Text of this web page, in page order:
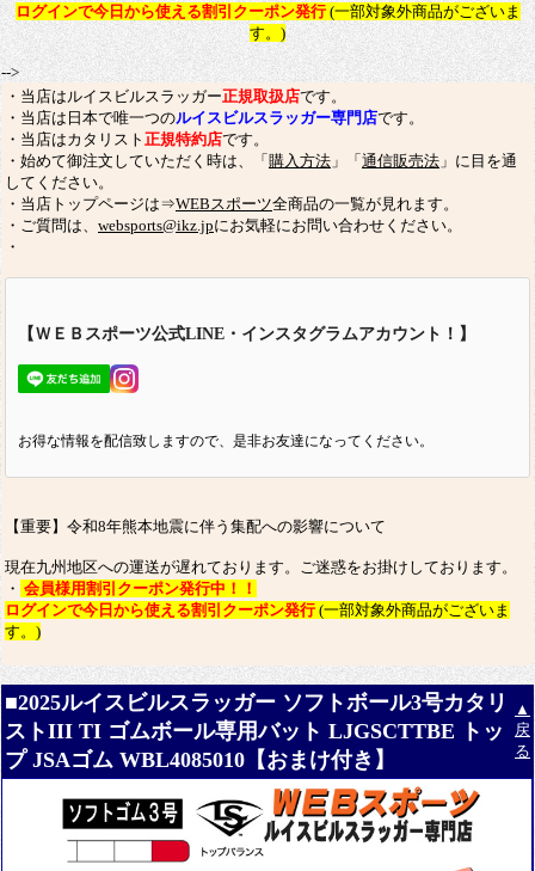
ログインで今日から使える割引クーポン発行(一部対象外商品がございま
す。)
-->
・当店はルイスビルスラッガー正規取扱店です。
・当店は日本で唯一つのルイスビルスラッガー専門店です。
・当店はカタリスト 正規特約店です。
・始めて御注文していただく時は、「購入方法 」「通信販売法 」に目を通
してください。
・当店トップページは⇒WEBスポーツ全商品の一覧が見れます。
・ご質問は、 websports@ikz.jpにお気軽にお問い合わせください。
・
【ＷＥＢスポーツ公式LINE・インスタグラムアカウント！】
お得な情報を配信致しますので、是非お友達になってください。
【重要】令和8年熊本地震に伴う集配への影響について
現在九州地区への運送が遅れております。ご迷惑をお掛けしております。
・ 会員様用割引クーポン発行中！！
ログインで今日から使える割引クーポン発行(一部対象外商品がございま
す。)
■2025ルイスビルスラッガー ソフトボール3号カタリ
ストIII TI ゴムボール専用バット LJGSCTTBE トッ
プ JSAゴム WBL4085010【おまけ付き】
▲
戻
る